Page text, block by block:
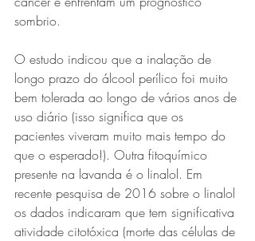
sombrio.
O estudo indicou que a inalação de
longo prazo do álcool perílico foi muito
bem tolerada ao longo de vários anos de
uso diário (isso significa que os
pacientes viveram muito mais tempo do
que o esperado!). Outra fitoquímico
presente na lavanda é o linalol. Em
recente pesquisa de 2016 sobre o linalol
os dados indicaram que tem significativa
atividade citotóxica (morte das células de